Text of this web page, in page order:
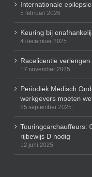
Internationale
5 februari 2026
Keuring bij
4 december 2025
Racelicentie verlengen
17 november 2025
Periodiek Medisch
werkgevers moeten
25 september 2025
Touringcarchauffeurs:
rijbewijs D nodig
12 juni 2025